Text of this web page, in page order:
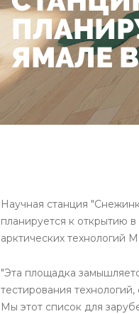
ЯМАЛЕ
Научная станция
планируется к открытию
арктических
"Эта площадка
тестирования
Мы этот список для